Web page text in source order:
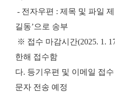
- 전자우편 : 제목 및 파일
길동’으로 송부
※ 접수 마감시간(2025. 1.
한해 접수함
다. 등기우편 및 이메일 접
문자 전송 예정